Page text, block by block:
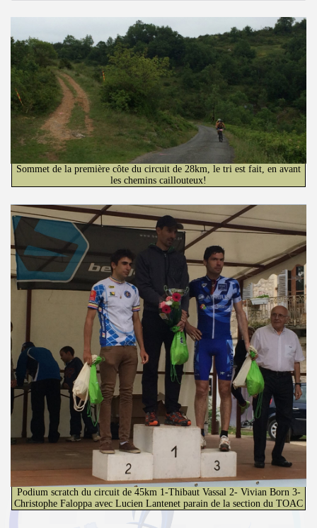
Sommet de la première côte du circuit de 28km, le tri est fait, en avant
les chemins caillouteux!
Podium scratch du circuit de 45km 1-Thibaut Vassal 2- Vivian Born 3-
Christophe Faloppa avec Lucien Lantenet parain de la section du TOAC